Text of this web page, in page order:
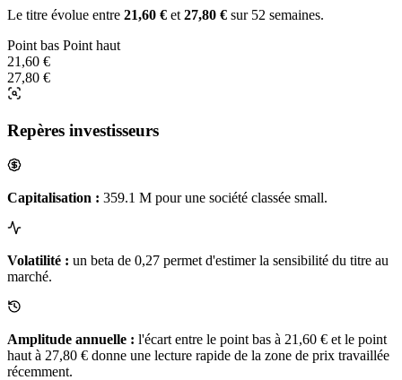
Le titre évolue entre 21,60 € et 27,80 € sur 52 semaines.
Point bas Point haut
21,60 €
27,80 €
Repères investisseurs
Capitalisation : 359.1 M pour une société classée small.
Volatilité : un beta de 0,27 permet d'estimer la sensibilité du titre au
marché.
Amplitude annuelle : l'écart entre le point bas à 21,60 € et le point
haut à 27,80 € donne une lecture rapide de la zone de prix travaillée
récemment.